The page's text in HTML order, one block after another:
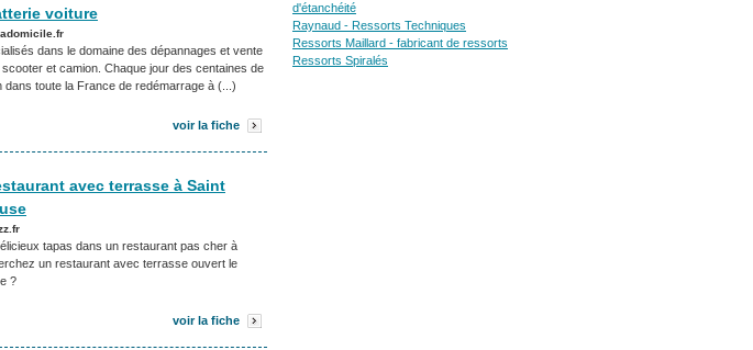
voiture
dans le domaine des dépannages et vente
et camion. Chaque jour des centaines de
dans toute la France de redémarrage à (...)
voir la fiche
avec terrasse à Saint
tapas dans un restaurant pas cher à
un restaurant avec terrasse ouvert le
?
voir la fiche
d'étanchéité
Raynaud - Ressorts Techniques
Ressorts Maillard - fabricant de ressorts
Ressorts Spiralés